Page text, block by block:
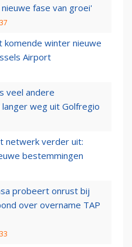
fase van groei'
komende winter nieuwe
Airport
veel andere
weg uit Golfregio
netwerk verder uit:
bestemmingen
probeert onrust bij
over overname TAP